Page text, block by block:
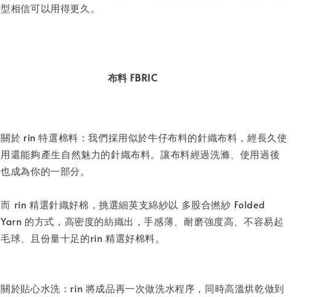
型相信可以用得更久。⁣⁣
布料 FBRIC
關於 rin 特選棉料：我們採用似於牛仔布料的針織布料，經長久使
用還能夠⁣⁣產生自然魅力的針織布料。讓布料經過洗滌、使用過後
也成為你的一部分。
而 ⁣⁣rin 精選針織好棉，挑選細英支綿紗以 多股合撚紗 ⁣⁣Folded
Yarn 的方式，高密度的紡織出，手感薄、⁣耐磨強度高、不容易起
毛球、且份量十足的rin 精選好棉料。⁣⁣
關於貼心水洗：rin 將成品再一次做洗水程序，同時高溫烘乾做到